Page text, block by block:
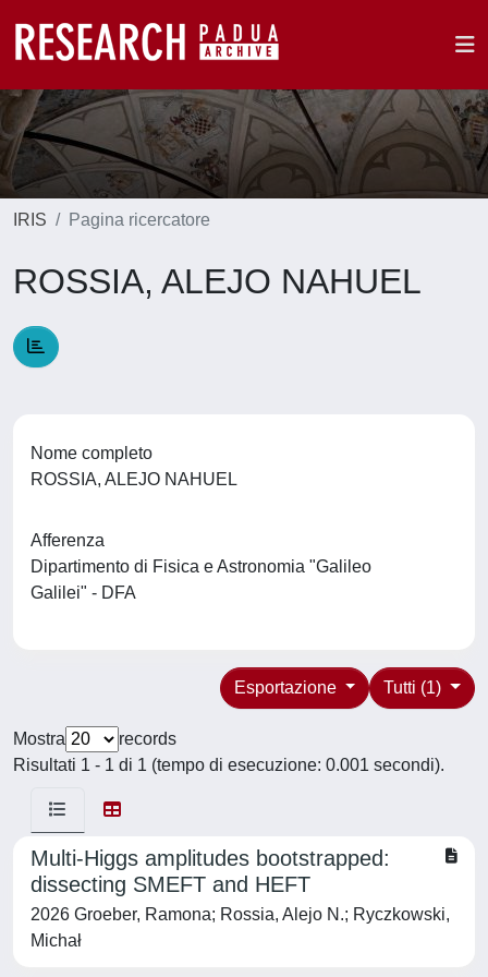
IRIS Pagina ricercatore
ROSSIA, ALEJO NAHUEL
Nome completo
ROSSIA, ALEJO NAHUEL
Afferenza
Dipartimento di Fisica e Astronomia "Galileo
Galilei" - DFA
Tutti (1)
Esportazione
Mostra
records
Risultati 1 - 1 di 1 (tempo di esecuzione: 0.001 secondi).
Multi-Higgs amplitudes bootstrapped:
dissecting SMEFT and HEFT
2026 Groeber, Ramona; Rossia, Alejo N.; Ryczkowski,
Michał